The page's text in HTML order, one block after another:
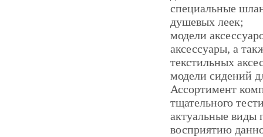
специальные
душевых леек;
модели
аксессуары, а
текстильных
модели сидений
Ассортимент
тщательного
актуальные виды
восприятию